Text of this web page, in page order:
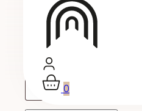
0
Hast du dein Passwort
Benutzername oder E-Mail-